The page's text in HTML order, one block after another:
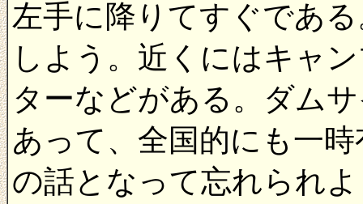
左手に降りてすぐであ
しよう。近くにはキャ
ターなどがある。ダム
あって、全国的にも一
の話となって忘れられ